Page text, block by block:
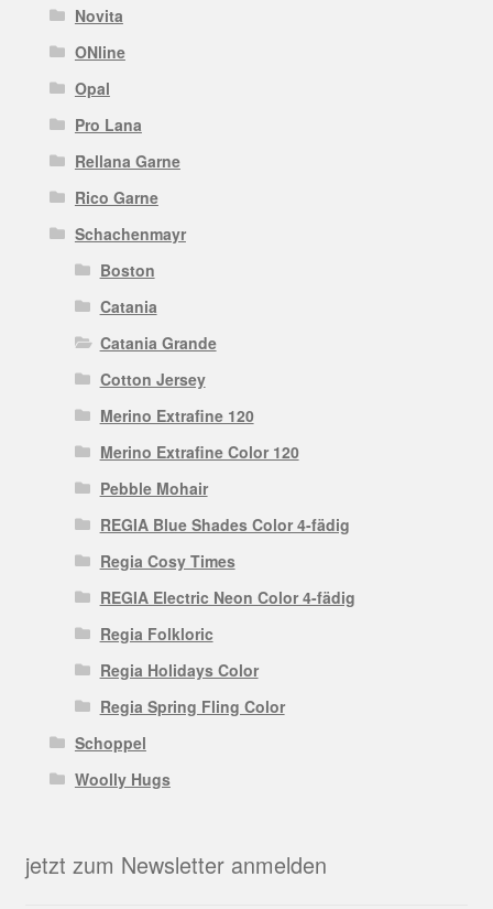
Novita
ONline
Opal
Pro Lana
Rellana Garne
Rico Garne
Schachenmayr
Boston
Catania
Catania Grande
Cotton Jersey
Merino Extrafine 120
Merino Extrafine Color 120
Pebble Mohair
REGIA Blue Shades Color 4-fädig
Regia Cosy Times
REGIA Electric Neon Color 4-fädig
Regia Folkloric
Regia Holidays Color
Regia Spring Fling Color
Schoppel
Woolly Hugs
jetzt zum Newsletter anmelden